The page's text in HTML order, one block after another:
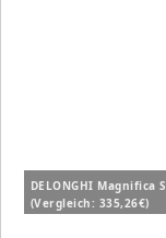
DELONGHI Magnifica
(Vergleich: 335,26€)